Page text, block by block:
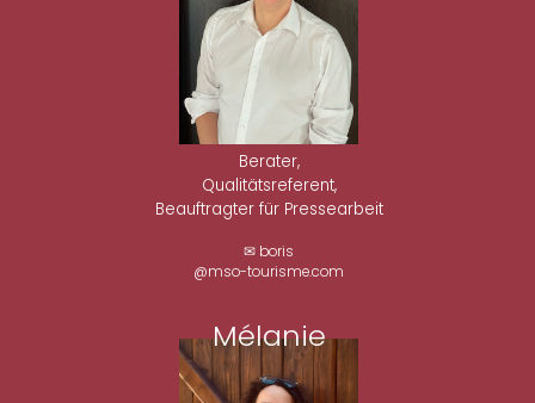
Berater,
Qualitätsreferent,
Beauftragter für Pressearbeit
✉ boris
@mso-tourisme.com
Mélanie